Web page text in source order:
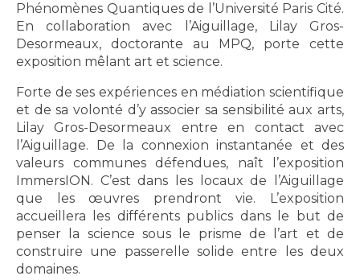
Phénomènes Quantiques de l’Université Paris Cité.
En collaboration avec l’Aiguillage, Lilay Gros-
Desormeaux, doctorante au MPQ, porte cette
exposition mêlant art et science.
Forte de ses expériences en médiation scientifique
et de sa volonté d’y associer sa sensibilité aux arts,
Lilay Gros-Desormeaux entre en contact avec
l’Aiguillage. De la connexion instantanée et des
valeurs communes défendues, naît l’exposition
ImmersION. C’est dans les locaux de l’Aiguillage
que les œuvres prendront vie. L’exposition
accueillera les différents publics dans le but de
penser la science sous le prisme de l’art et de
construire une passerelle solide entre les deux
domaines.